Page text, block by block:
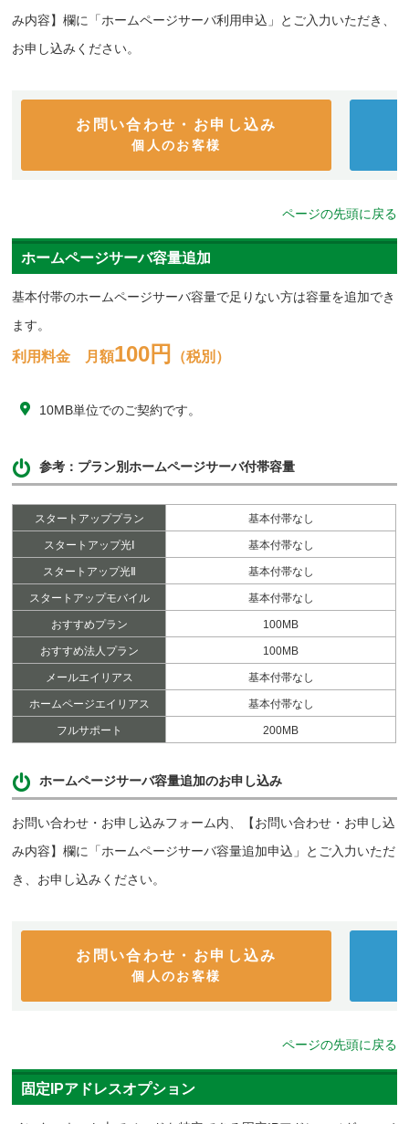
み内容】欄に「ホームページサーバ利用申込」とご入力いただき、
お申し込みください。
お問い合わせ・お申し込み
個人のお客様
ページの先頭に戻る
ホームページサーバ容量追加
基本付帯のホームページサーバ容量で足りない方は容量を追加でき
ます。
利用料金 月額100円 （税別）
10MB単位でのご契約です。
参考：プラン別ホームページサーバ付帯容量
スタートアッププラン 基本付帯なし
スタートアップ光Ⅰ 基本付帯なし
スタートアップ光Ⅱ 基本付帯なし
スタートアップモバイル 基本付帯なし
おすすめプラン 100MB
おすすめ法人プラン 100MB
メールエイリアス 基本付帯なし
ホームページエイリアス 基本付帯なし
フルサポート 200MB
ホームページサーバ容量追加のお申し込み
お問い合わせ・お申し込みフォーム内、【お問い合わせ・お申し込
み内容】欄に「ホームページサーバ容量追加申込」とご入力いただ
き、お申し込みください。
お問い合わせ・お申し込み
個人のお客様
ページの先頭に戻る
固定IPアドレスオプション